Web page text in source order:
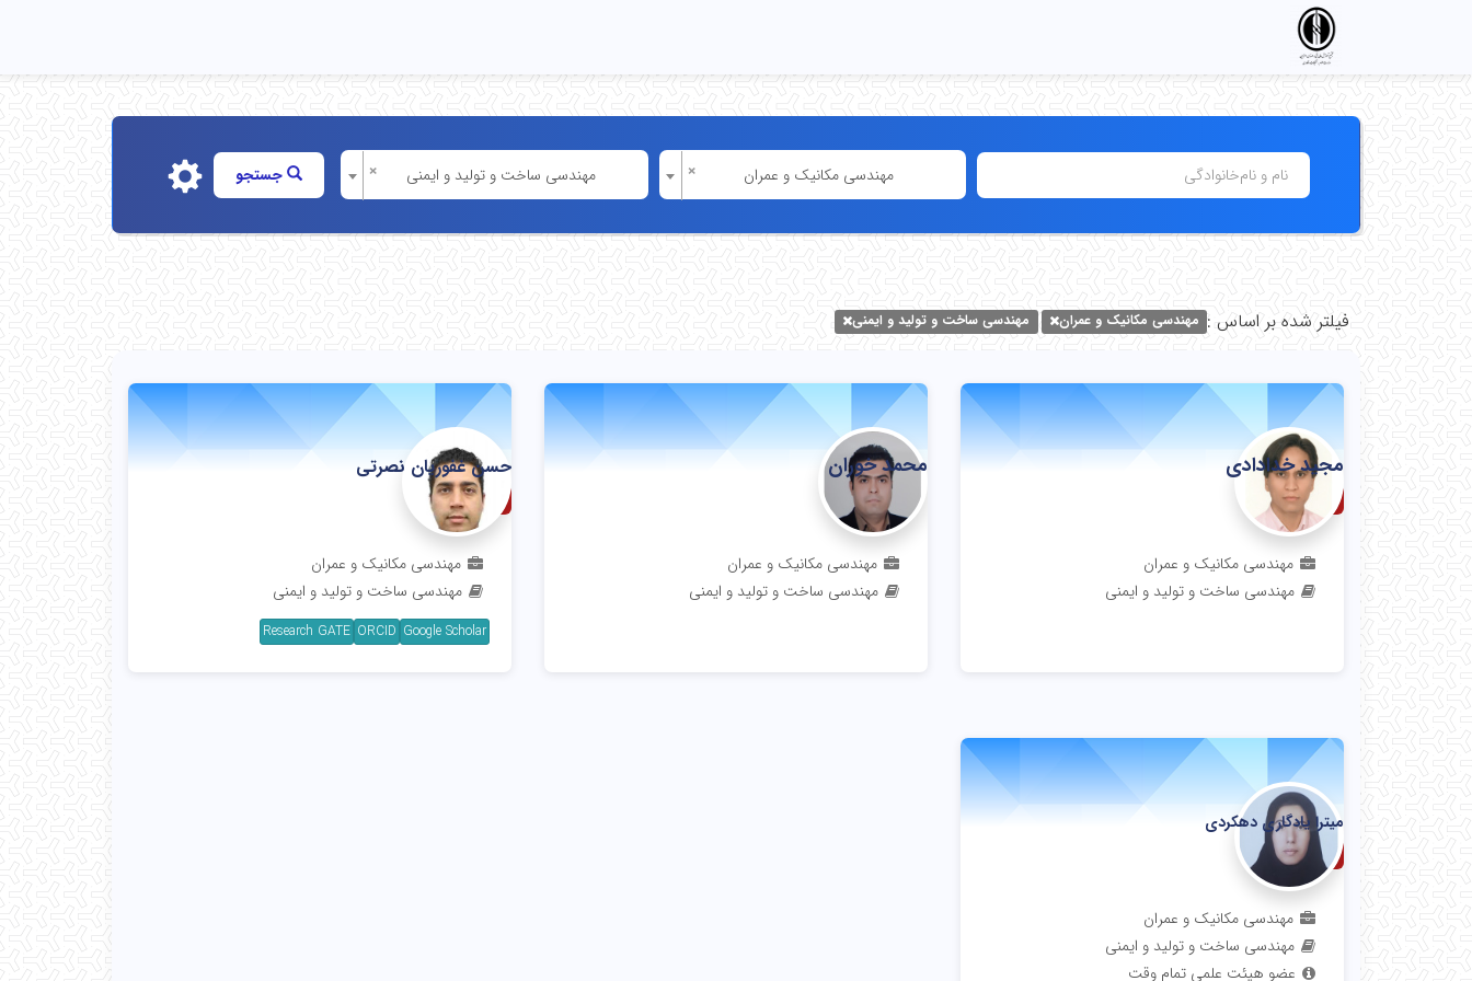
× مهندسی مکانیک و عمران × مهندسی ساخت و تولید و ایمنی جستجو
فیلتر شده بر اساس : مهندسی مکانیک و عمران مهندسی ساخت و تولید و ایمنی
مجید خدادادی
استادیار
مهندسی مکانیک و عمران
مهندسی ساخت و تولید و ایمنی
محمد خوران
مهندسی مکانیک و عمران
مهندسی ساخت و تولید و ایمنی
حسن غفوریان نصرتی
استادیار
مهندسی مکانیک و عمران
مهندسی ساخت و تولید و ایمنی
Google Scholar
ORCID
Research GATE
میترا یادگاری دهکردی
استادیار
مهندسی مکانیک و عمران
مهندسی ساخت و تولید و ایمنی
عضو هیئت علمی تمام وقت